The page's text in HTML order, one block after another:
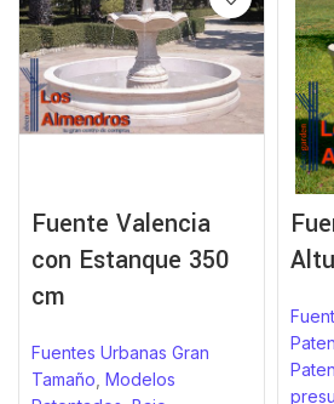
Fuente Valencia
con Estanque 350
cm
Fuentes Urbanas Gran
Tamaño Modelos